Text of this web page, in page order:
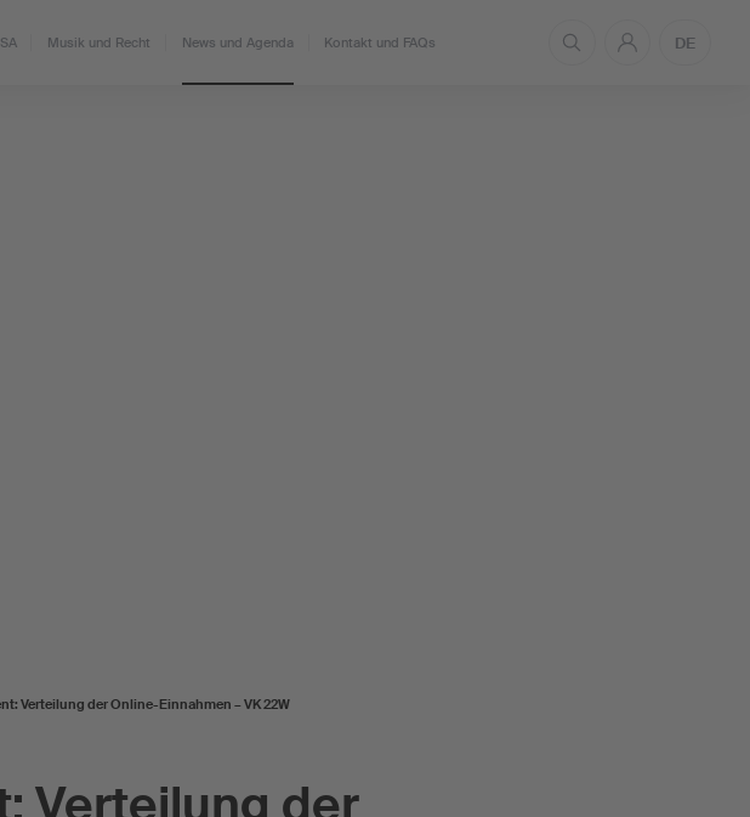
Musik und Recht News und Agenda Kontakt und FAQs DE
Verteilung der Online-Einnahmen – VK 22W